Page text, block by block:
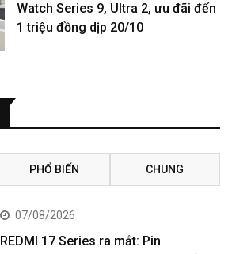
Watch Series 9, Ultra 2, ưu đãi đến
1 triệu đồng dịp 20/10
PHỔ BIẾN CHUNG
07/08/2026
REDMI 17 Series ra mắt: Pin